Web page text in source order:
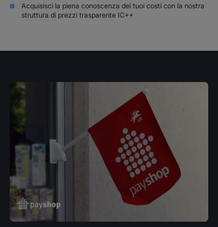
Acquisisci la piena conoscenza dei tuoi costi con la nostra
struttura di prezzi trasparente IC++